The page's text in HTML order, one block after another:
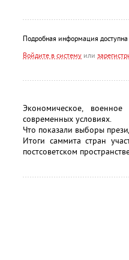
Подробная информация доступна
Войдите в систему или
Экономическое,
современных условиях.
Что показали выборы
Итоги саммита стран
постсоветском